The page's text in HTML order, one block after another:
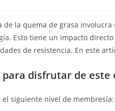
de la quema de grasa
Esto tiene un impacto
de resistencia. En este
disfrutar de este
siguiente nivel de membresía: